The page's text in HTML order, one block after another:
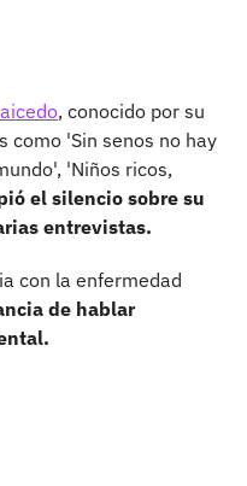
, conocido por su
como 'Sin senos no hay
'Niños ricos,
el silencio sobre su
entrevistas.
con la enfermedad
de hablar